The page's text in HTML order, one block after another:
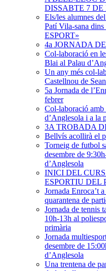
DISSABTE 7 DE
Els/les alumnes
Patí Vila-sana
ESPORT»
4a JORNADA
Col-laboració en
Blai al Palau
Un any més col-
Castellnou de
5a Jornada de
febrer
Col-laboració amb
d’Anglesola i a la
3A TROBADA
Bellvís acollirà el
Torneig de futbol
desembre de
d’Anglesola
INICI DEL
ESPORTIU DEL
Jornada Enroca’t
quarantena de
Jornada de tennis
10h-13h al
primària
Jornada
desembre de
d’Anglesola
Una trentena de